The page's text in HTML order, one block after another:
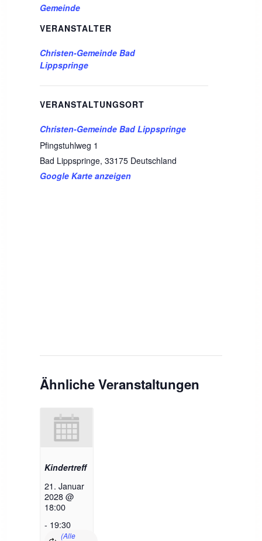
Gemeinde
VERANSTALTER
Christen-Gemeinde Bad
Lippspringe
VERANSTALTUNGSORT
Christen-Gemeinde Bad Lippspringe
Pfingstuhlweg 1
Bad Lippspringe, 33175 Deutschland
Google Karte anzeigen
Ähnliche Veranstaltungen
Kindertreff
21. Januar
2028 @
18:00
- 19:30